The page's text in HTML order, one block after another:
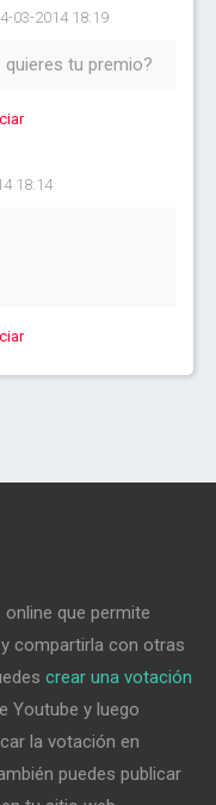
03-2014 18:19
quieres tu premio?
18:14
que permite
compartirla con otras
crear una votación
Youtube y luego
la votación en
puedes publicar